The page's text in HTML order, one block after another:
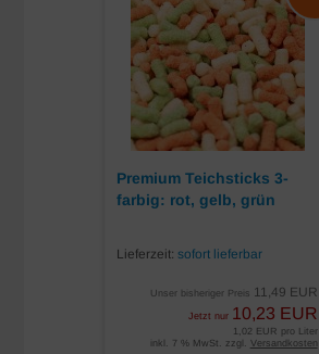
Premium Teichsticks 3-
farbig: rot, gelb, grün
Lieferzeit:sofort lieferbar
Unser bisheriger Preis 11,49 EUR
Jetzt nur 10,23 EUR
1,02 EUR pro Liter
inkl. 7 % MwSt. zzgl. Versandkosten